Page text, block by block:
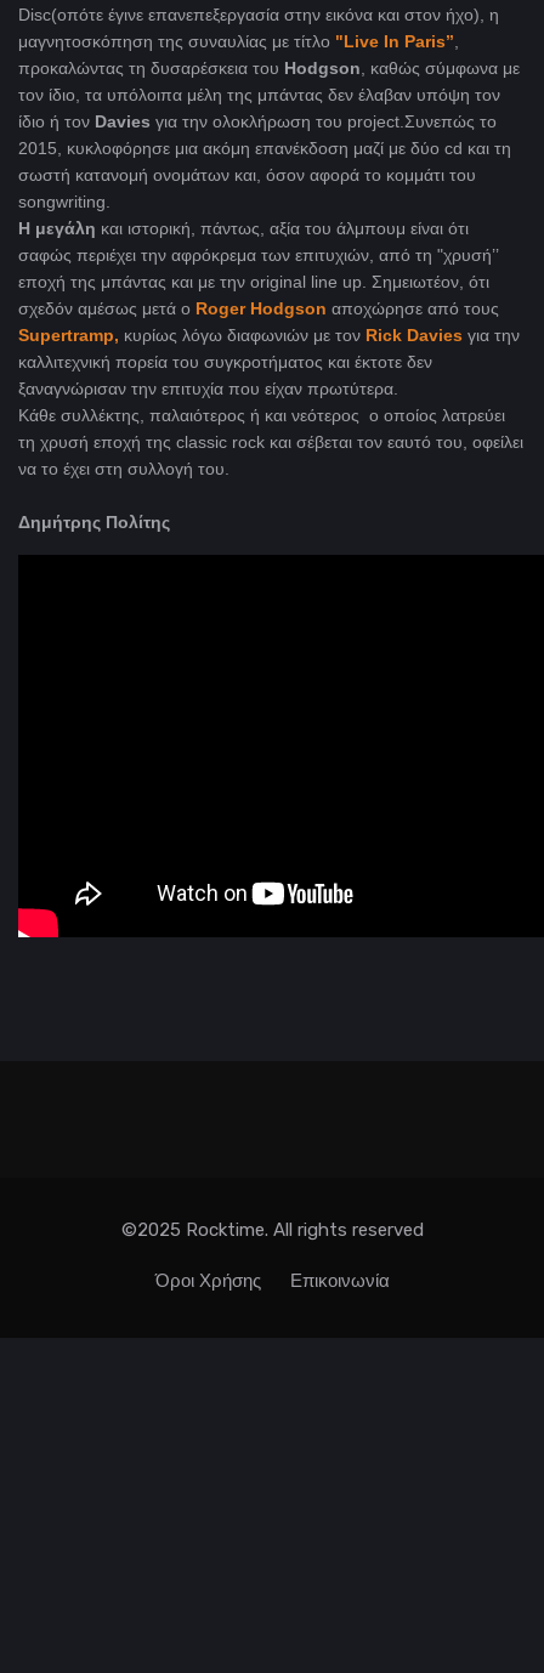
Disc(οπότε έγινε επανεπεξεργασία στην εικόνα και στον ήχο), η
μαγνητοσκόπηση της συναυλίας με τίτλο "Live In Paris’’,
προκαλώντας τη δυσαρέσκεια του Hodgson, καθώς σύμφωνα με
τον ίδιο, τα υπόλοιπα μέλη της μπάντας δεν έλαβαν υπόψη τον
ίδιο ή τον Davies για την ολοκλήρωση του project.Συνεπώς το
2015, κυκλοφόρησε μια ακόμη επανέκδοση μαζί με δύο cd και τη
σωστή κατανομή ονομάτων και, όσον αφορά το κομμάτι του
songwriting.
Η μεγάλη και ιστορική, πάντως, αξία του άλμπουμ είναι ότι
σαφώς περιέχει την αφρόκρεμα των επιτυχιών, από τη "χρυσή’’
εποχή της μπάντας και με την original line up. Σημειωτέον, ότι
σχεδόν αμέσως μετά ο Roger Hodgson αποχώρησε από τους
Supertramp, κυρίως λόγω διαφωνιών με τον Rick Davies για την
καλλιτεχνική πορεία του συγκροτήματος και έκτοτε δεν
ξαναγνώρισαν την επιτυχία που είχαν πρωτύτερα.
Κάθε συλλέκτης, παλαιότερος ή και νεότερος ο οποίος λατρεύει
τη χρυσή εποχή της classic rock και σέβεται τον εαυτό του, οφείλει
να το έχει στη συλλογή του.
Δημήτρης Πολίτης
©2025 Rocktime. All rights reserved
Όροι Χρήσης Επικοινωνία